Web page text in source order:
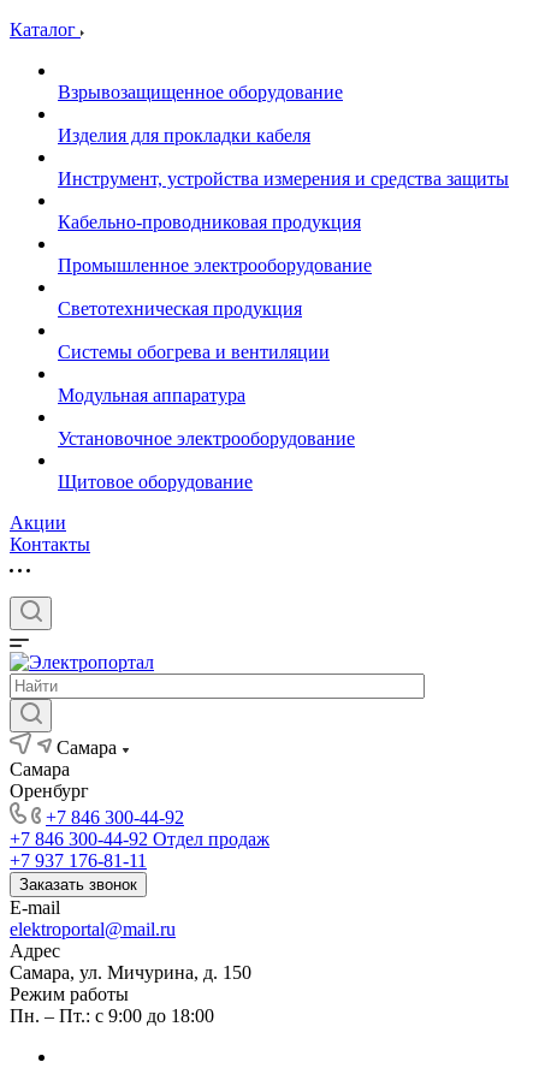
Каталог
Взрывозащищенное оборудование
Изделия для прокладки кабеля
Инструмент, устройства измерения и средства защиты
Кабельно-проводниковая продукция
Промышленное электрооборудование
Светотехническая продукция
Системы обогрева и вентиляции
Модульная аппаратура
Установочное электрооборудование
Щитовое оборудование
Акции
Контакты
Самара
Самара
Оренбург
+7 846 300-44-92
+7 846 300-44-92 Отдел продаж
+7 937 176-81-11
Заказать звонок
E-mail
elektroportal@mail.ru
Адрес
Самара, ул. Мичурина, д. 150
Режим работы
Пн. – Пт.: с 9:00 до 18:00